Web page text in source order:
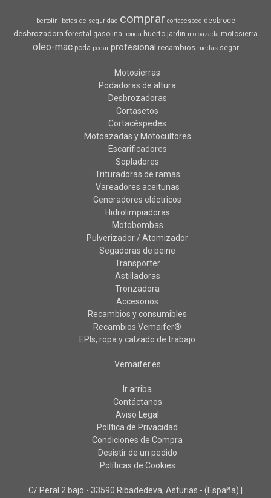
bertolini botas-de-seguridad comprar cortacesped desbroce
desbrozadora forestal gasolina honda huerto jardin motoazada motosierra
oleo-mac poda podar profesional recambios ruedas segar
Motosierras
Podadoras de altura
Desbrozadoras
Cortasetos
Cortacéspedes
Motoazadas y Motocultores
Escarificadores
Sopladores
Trituradoras de ramas
Vareadores aceitunas
Generadores eléctricos
Hidrolimpiadoras
Motobombas
Pulverizador / Atomizador
Segadoras de peine
Transporter
Astilladoras
Tronzadora
Accesorios
Recambios y consumibles
Recambios Vemaifer®
EPIs, ropa y calzado de trabajo
Vemaifer.es
Ir arriba
Contáctanos
Aviso Legal
Política de Privacidad
Condiciones de Compra
Desistir de un pedido
Políticas de Cookies
C/ Peral 2 bajo - 33590 Ribadedeva, Asturias - (España) |